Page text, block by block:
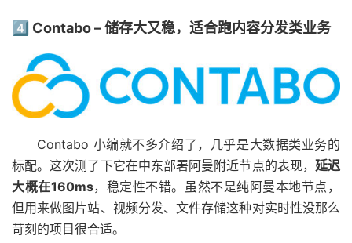
4️⃣ Contabo – 储存大又稳，适合跑内容分发类业务
Contabo 小编就不多介绍了，几乎是大数据类业务的
标配。这次测了下它在中东部署阿曼附近节点的表现， 延迟
大概在160ms，稳定性不错。虽然不是纯阿曼本地节点，
但用来做图片站、视频分发、文件存储这种对实时性没那么
苛刻的项目很合适。